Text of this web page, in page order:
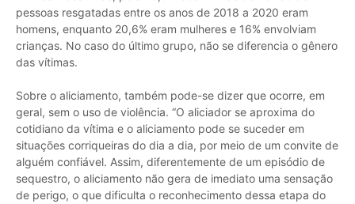
pessoas resgatadas entre os anos de 2018 a 2020 eram
homens, enquanto 20,6% eram mulheres e 16% envolviam
crianças. No caso do último grupo, não se diferencia o gênero
das vítimas.
Sobre o aliciamento, também pode-se dizer que ocorre, em
geral, sem o uso de violência. “O aliciador se aproxima do
cotidiano da vítima e o aliciamento pode se suceder em
situações corriqueiras do dia a dia, por meio de um convite de
alguém confiável. Assim, diferentemente de um episódio de
sequestro, o aliciamento não gera de imediato uma sensação
de perigo, o que dificulta o reconhecimento dessa etapa do